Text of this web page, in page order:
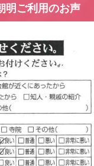
明ご利用のお声